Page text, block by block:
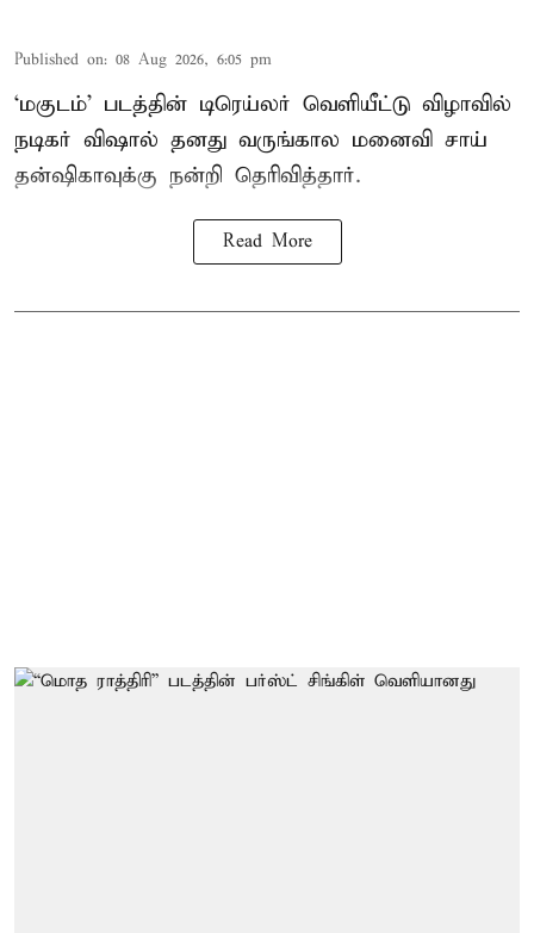
Published on: 08 Aug 2026, 6:05 pm
‘மகுடம்’ படத்தின் டிரெய்லர் வெளியீட்டு விழாவில்
நடிகர் விஷால் தனது வருங்கால மனைவி சாய்
தன்ஷிகாவுக்கு நன்றி தெரிவித்தார்.
Read More